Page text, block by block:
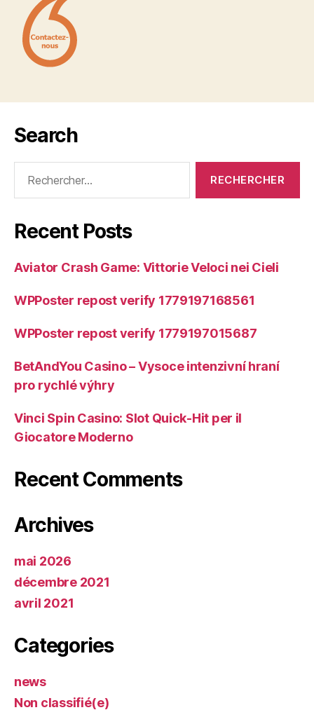
Search
Recent Posts
Aviator Crash Game: Vittorie Veloci nei Cieli
WPPoster repost verify 1779197168561
WPPoster repost verify 1779197015687
BetAndYou Casino – Vysoce intenzivní hraní
pro rychlé výhry
Vinci Spin Casino: Slot Quick‑Hit per il
Giocatore Moderno
Recent Comments
Archives
mai 2026
décembre 2021
avril 2021
Categories
news
Non classifié(e)